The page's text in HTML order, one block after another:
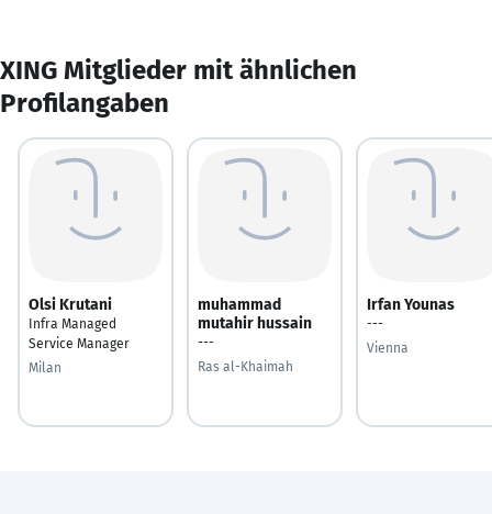
XING Mitglieder mit ähnlichen
Profilangaben
Olsi Krutani
Infra Managed
Service Manager
Milan
muhammad
mutahir hussain
---
Ras al-Khaimah
Irfan Younas
---
Vienna